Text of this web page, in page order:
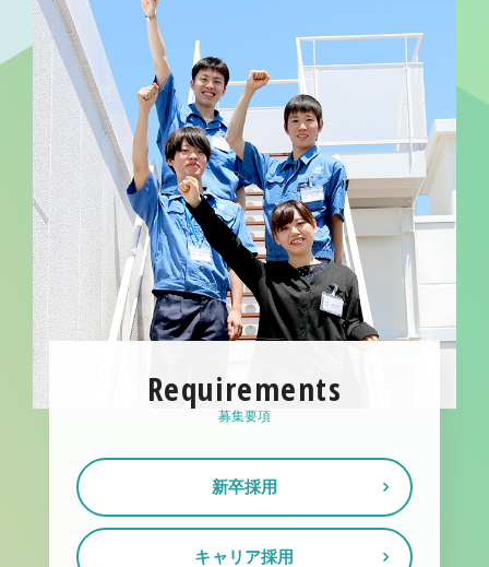
Requirements
募集要項
新卒採用
キャリア採用